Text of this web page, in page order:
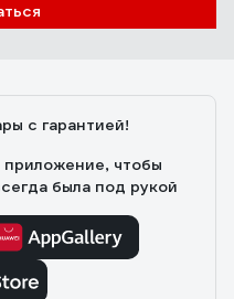
24.06.2024
с гарантией!
чтобы
была под рукой